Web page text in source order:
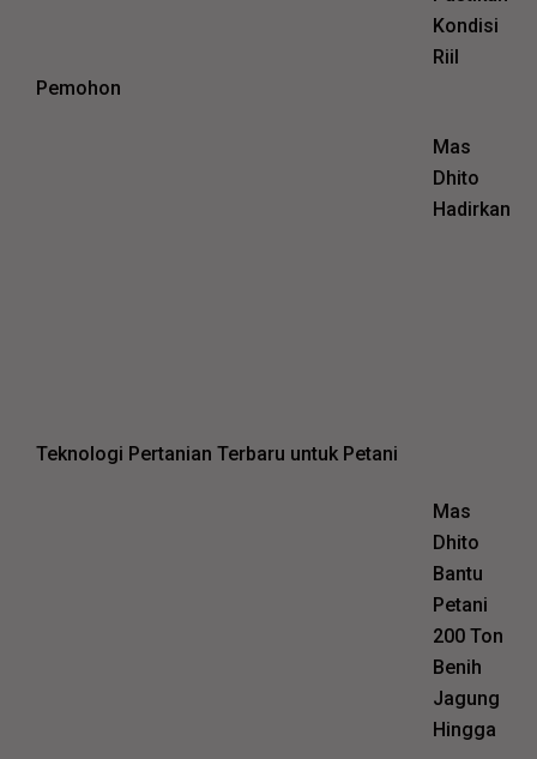
Kondisi
Riil
Pemohon
Mas
Dhito
Hadirkan
Teknologi Pertanian Terbaru untuk Petani
Mas
Dhito
Bantu
Petani
200 Ton
Benih
Jagung
Hingga